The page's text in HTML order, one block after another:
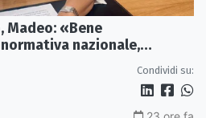
Madeo: «Bene
nazionale,
Condividi su: